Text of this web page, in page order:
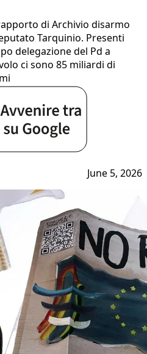
di Archivio disarmo
Tarquinio. Presenti
delegazione del Pd a
ci sono 85 miliardi di
June 5, 2026